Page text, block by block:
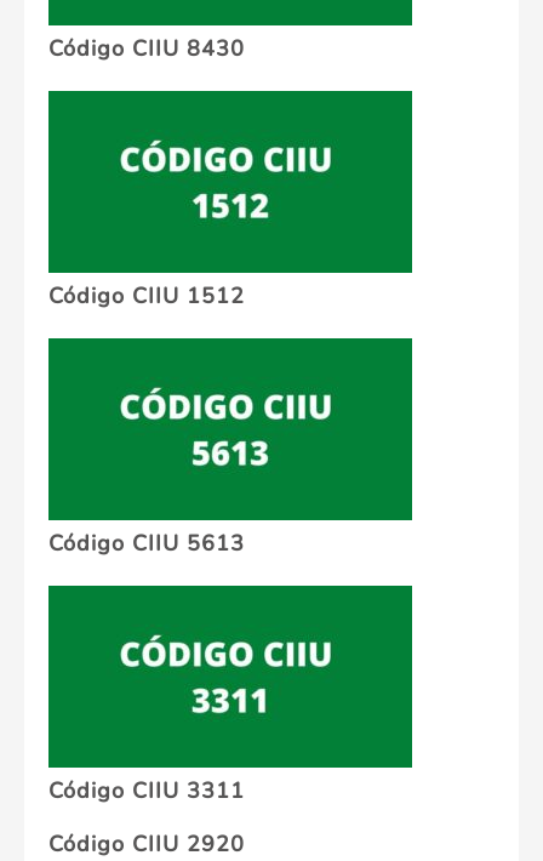
Código CIIU 8430
Código CIIU 1512
Código CIIU 5613
Código CIIU 3311
Código CIIU 2920